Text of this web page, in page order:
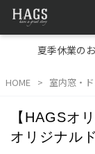
夏季休業の
HOME 室内窓・
【HAGSオ
オリジナル